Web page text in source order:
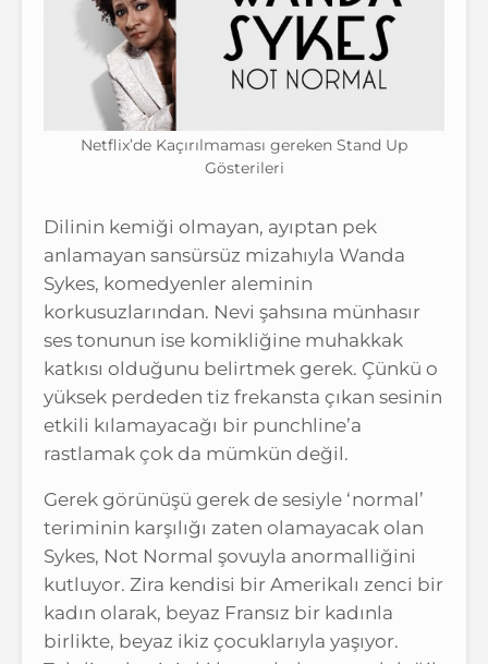
Netflix’de Kaçırılmaması gereken Stand Up
Gösterileri
Dilinin kemiği olmayan, ayıptan pek
anlamayan sansürsüz mizahıyla Wanda
Sykes, komedyenler aleminin
korkusuzlarından. Nevi şahsına münhasır
ses tonunun ise komikliğine muhakkak
katkısı olduğunu belirtmek gerek. Çünkü o
yüksek perdeden tiz frekansta çıkan sesinin
etkili kılamayacağı bir punchline’a
rastlamak çok da mümkün değil.
Gerek görünüşü gerek de sesiyle ‘normal’
teriminin karşılığı zaten olamayacak olan
Sykes, Not Normal şovuyla anormalliğini
kutluyor. Zira kendisi bir Amerikalı zenci bir
kadın olarak, beyaz Fransız bir kadınla
birlikte, beyaz ikiz çocuklarıyla yaşıyor.